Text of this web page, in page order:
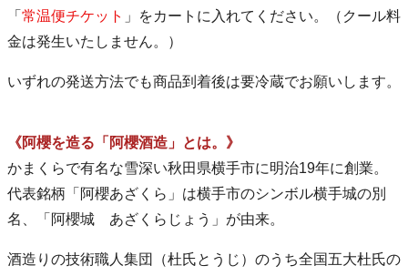
「 常温便チケット 」をカートに入れてください。（クール料
金は発生いたしません。）
いずれの発送方法でも商品到着後は要冷蔵でお願いします。
《阿櫻を造る「阿櫻酒造」とは。》
かまくらで有名な雪深い秋田県横手市に明治19年に創業。
代表銘柄「阿櫻あざくら」は横手市のシンボル横手城の別
名、「阿櫻城 あざくらじょう」が由来。
酒造りの技術職人集団（杜氏とうじ）のうち全国五大杜氏の